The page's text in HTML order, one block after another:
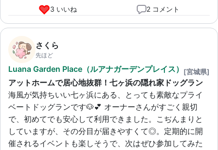
3 いいね
2 コメント
さくら
先ほど
Luana Garden Place（ルアナガーデンプレイス） [宮城県]
アットホームで居心地抜群！七ヶ浜の隠れ家ドッグラン
海風が気持ちいい七ヶ浜にある、とっても素敵なプライ
ベートドッグランです🐶💕 オーナーさんがすごく親切
で、初めてでも安心して利用できました。こぢんまりと
していますが、その分目が届きやすくて◎。定期的に開
催されるイベントも楽しそうで、次はぜひ参加してみた